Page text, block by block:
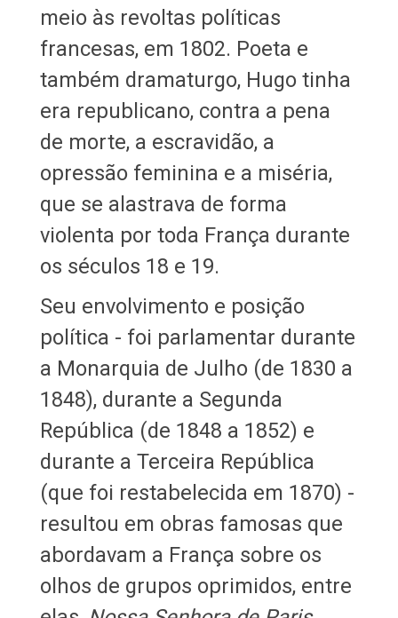
meio às revoltas políticas
francesas, em 1802. Poeta e
também dramaturgo, Hugo tinha
era republicano, contra a pena
de morte, a escravidão, a
opressão feminina e a miséria,
que se alastrava de forma
violenta por toda França durante
os séculos 18 e 19.
Seu envolvimento e posição
política - foi parlamentar durante
a Monarquia de Julho (de 1830 a
1848), durante a Segunda
República (de 1848 a 1852) e
durante a Terceira República
(que foi restabelecida em 1870) -
resultou em obras famosas que
abordavam a França sobre os
olhos de grupos oprimidos, entre